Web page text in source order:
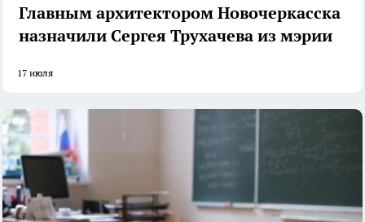
Главным архитектором Новочеркасска
назначили Сергея Трухачева из мэрии
17 июля